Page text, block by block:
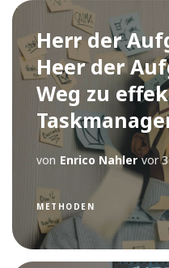
Herr der
Heer der
Weg zu
von Enrico Nahler vor
METHODEN